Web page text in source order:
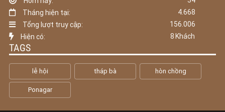
Tháng hiện tại:
4.668
Tổng lượt truy cập:
156.006
Hiện có:
Khách
8
TAGS
lễ hội tháp bà hòn chồng
Ponagar